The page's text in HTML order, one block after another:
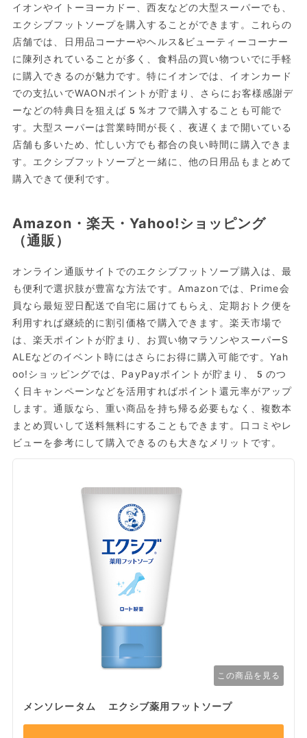
イオンやイトーヨーカドー、西友などの大型スーパーでも、
エクシブフットソープを購入することができます。これらの
店舗では、日用品コーナーやヘルス&ビューティーコーナー
に陳列されていることが多く、食料品の買い物ついでに手軽
に購入できるのが魅力です。特にイオンでは、イオンカード
での支払いでWAONポイントが貯まり、さらにお客様感謝デ
ーなどの特典日を狙えば5%オフで購入することも可能で
す。大型スーパーは営業時間が長く、夜遅くまで開いている
店舗も多いため、忙しい方でも都合の良い時間に購入できま
す。エクシブフットソープと一緒に、他の日用品もまとめて
購入できて便利です。
Amazon・楽天・Yahoo!ショッピング
（通販）
オンライン通販サイトでのエクシブフットソープ購入は、最
も便利で選択肢が豊富な方法です。Amazonでは、Prime会
員なら最短翌日配送で自宅に届けてもらえ、定期おトク便を
利用すれば継続的に割引価格で購入できます。楽天市場で
は、楽天ポイントが貯まり、お買い物マラソンやスーパーS
ALEなどのイベント時にはさらにお得に購入可能です。Yah
oo!ショッピングでは、PayPayポイントが貯まり、5のつ
く日キャンペーンなどを活用すればポイント還元率がアップ
します。通販なら、重い商品を持ち帰る必要もなく、複数本
まとめ買いして送料無料にすることもできます。口コミやレ
ビューを参考にして購入できるのも大きなメリットです。
この商品を見る
メンソレータム エクシブ薬用フットソープ